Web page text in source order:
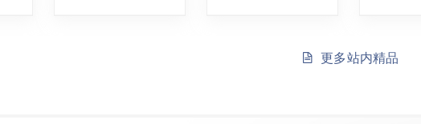
更多站内精品